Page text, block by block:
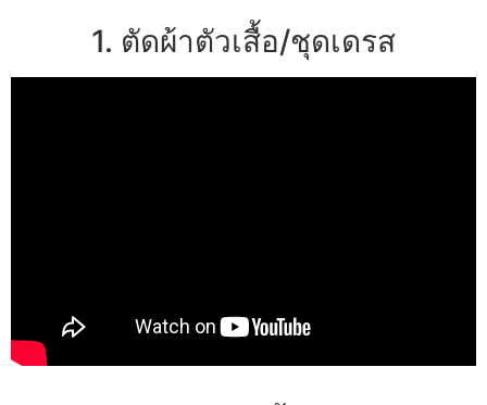
1. ตัดผ้าตัวเสื้อ/ชุดเดรส